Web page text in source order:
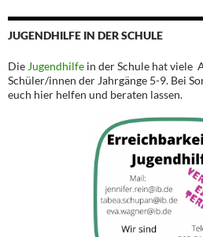
JUGENDHILFE IN DER SCHULE
Die Jugendhilfe in der Schule hat viele
Schüler/innen der Jahrgänge 5-9. Bei
euch hier helfen und beraten lassen.